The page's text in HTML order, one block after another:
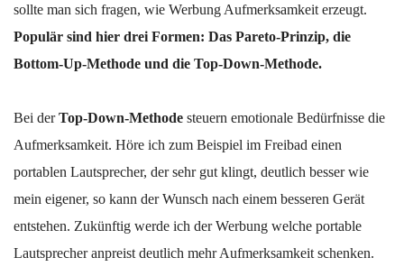
sollte man sich fragen, wie Werbung Aufmerksamkeit erzeugt.
Populär sind hier drei Formen: Das Pareto-Prinzip, die
Bottom-Up-Methode und die Top-Down-Methode.
Bei derTop-Down-Methode steuern emotionale Bedürfnisse die
Aufmerksamkeit. Höre ich zum Beispiel im Freibad einen
portablen Lautsprecher, der sehr gut klingt, deutlich besser wie
mein eigener, so kann der Wunsch nach einem besseren Gerät
entstehen. Zukünftig werde ich der Werbung welche portable
Lautsprecher anpreist deutlich mehr Aufmerksamkeit schenken.